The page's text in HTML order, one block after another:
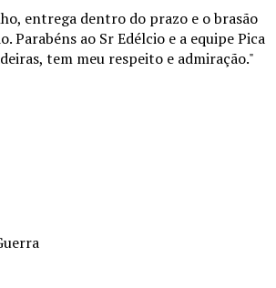
entrega dentro do prazo e o brasão
Parabéns ao Sr Edélcio e a equipe Pica
tem meu respeito e admiração."